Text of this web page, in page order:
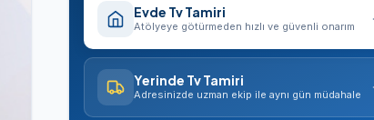
Evde Tv Tamiri
Atölyeye götürmeden hızlı ve güvenli onarım
Yerinde Tv Tamiri
Adresinizde uzman ekip ile aynı gün müdahale